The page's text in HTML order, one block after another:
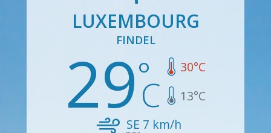
LUXEMBOURG
FINDEL
29 30°C
13°C
SE 7 km/h